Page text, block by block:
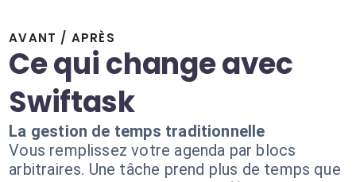
AVANT / APRÈS
Ce qui change avec
Swiftask
La gestion de temps traditionnelle
Vous remplissez votre agenda par blocs
arbitraires. Une tâche prend plus de temps que